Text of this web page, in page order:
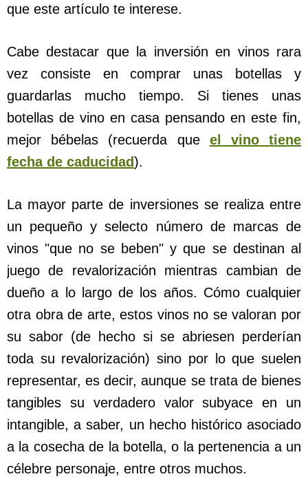
que este artículo te interese.
Cabe destacar que la inversión en vinos rara
vez consiste en comprar unas botellas y
guardarlas mucho tiempo. Si tienes unas
botellas de vino en casa pensando en este fin,
mejor bébelas (recuerda que el vino tiene
fecha de caducidad).
La mayor parte de inversiones se realiza entre
un pequeño y selecto número de marcas de
vinos "que no se beben" y que se destinan al
juego de revalorización mientras cambian de
dueño a lo largo de los años. Cómo cualquier
otra obra de arte, estos vinos no se valoran por
su sabor (de hecho si se abriesen perderían
toda su revalorización) sino por lo que suelen
representar, es decir, aunque se trata de bienes
tangibles su verdadero valor subyace en un
intangible, a saber, un hecho histórico asociado
a la cosecha de la botella, o la pertenencia a un
célebre personaje, entre otros muchos.